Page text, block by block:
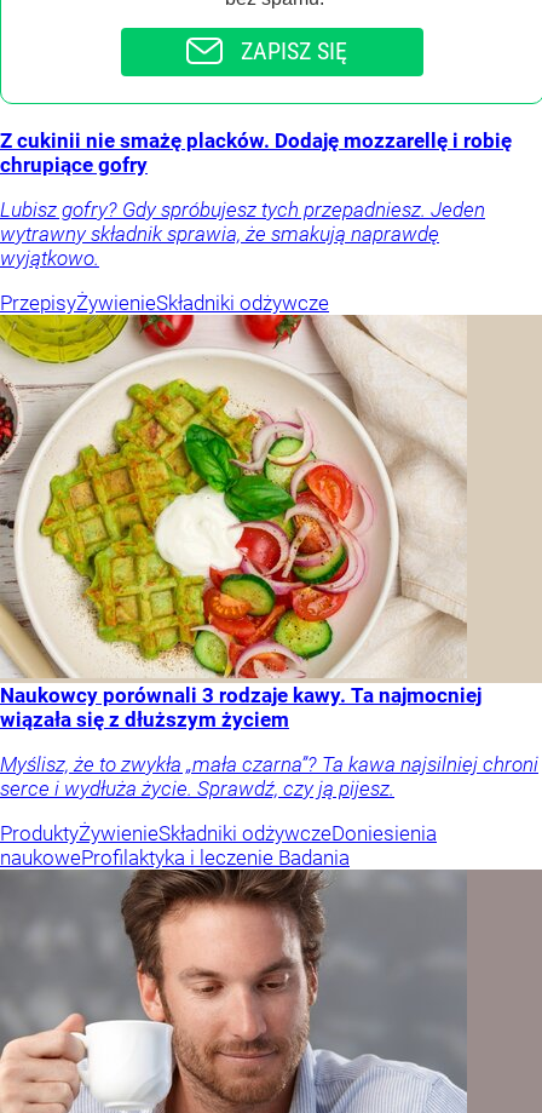
ZAPISZ SIĘ
Z cukinii nie smażę placków. Dodaję mozzarellę i robię
chrupiące gofry
Lubisz gofry? Gdy spróbujesz tych przepadniesz. Jeden
wytrawny składnik sprawia, że smakują naprawdę
wyjątkowo.
PrzepisyŻywienieSkładniki odżywcze
Naukowcy porównali 3 rodzaje kawy. Ta najmocniej
wiązała się z dłuższym życiem
Myślisz, że to zwykła „mała czarna”? Ta kawa najsilniej chroni
serce i wydłuża życie. Sprawdź, czy ją pijesz.
ProduktyŻywienieSkładniki odżywczeDoniesienia
naukoweProfilaktyka i leczenie Badania